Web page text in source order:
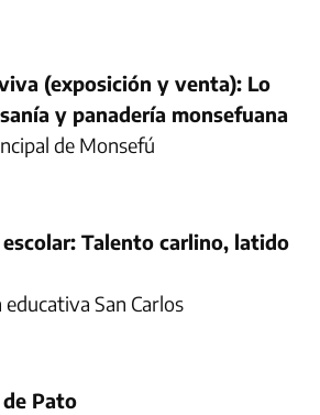
(exposición y venta): Lo
y panadería monsefuana
de Monsefú
Talento carlino, latido
San Carlos
Pato